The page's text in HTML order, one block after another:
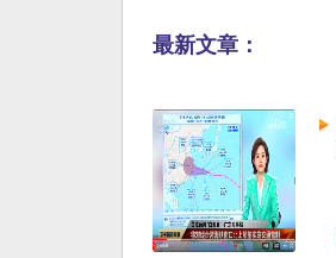
最新文章：